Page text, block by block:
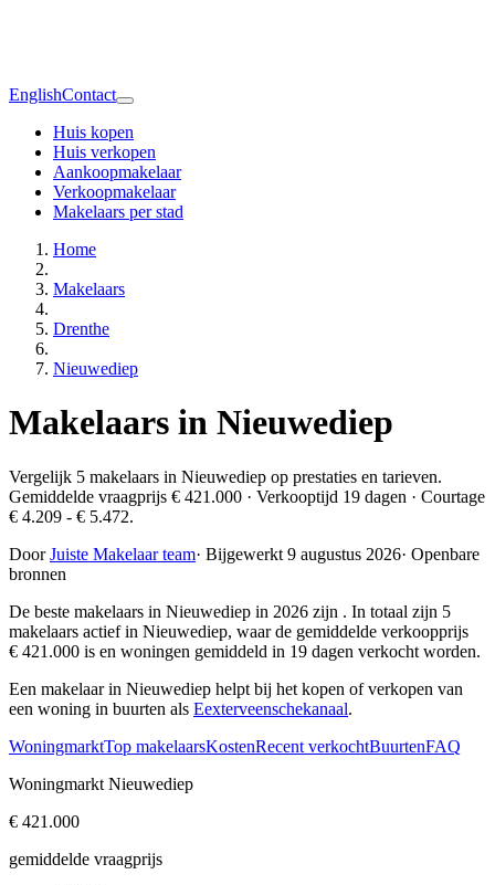
EnglishContact
Huis kopen
Huis verkopen
Aankoopmakelaar
Verkoopmakelaar
Makelaars per stad
Home
Makelaars
Drenthe
Nieuwediep
Makelaars in Nieuwediep
Vergelijk 5 makelaars in Nieuwediep op prestaties en tarieven.
Gemiddelde vraagprijs € 421.000 · Verkooptijd 19 dagen · Courtage
€ 4.209 - € 5.472.
DoorJuiste Makelaar team· Bijgewerkt 9 augustus 2026· Openbare
bronnen
De beste makelaars in Nieuwediep in 2026 zijn . In totaal zijn 5
makelaars actief in Nieuwediep, waar de gemiddelde verkoopprijs
€ 421.000 is en woningen gemiddeld in 19 dagen verkocht worden.
Een makelaar in Nieuwediep helpt bij het kopen of verkopen van
een woning in buurten als Eexterveenschekanaal.
WoningmarktTop makelaarsKostenRecent verkochtBuurtenFAQ
Woningmarkt Nieuwediep
€ 421.000
gemiddelde vraagprijs